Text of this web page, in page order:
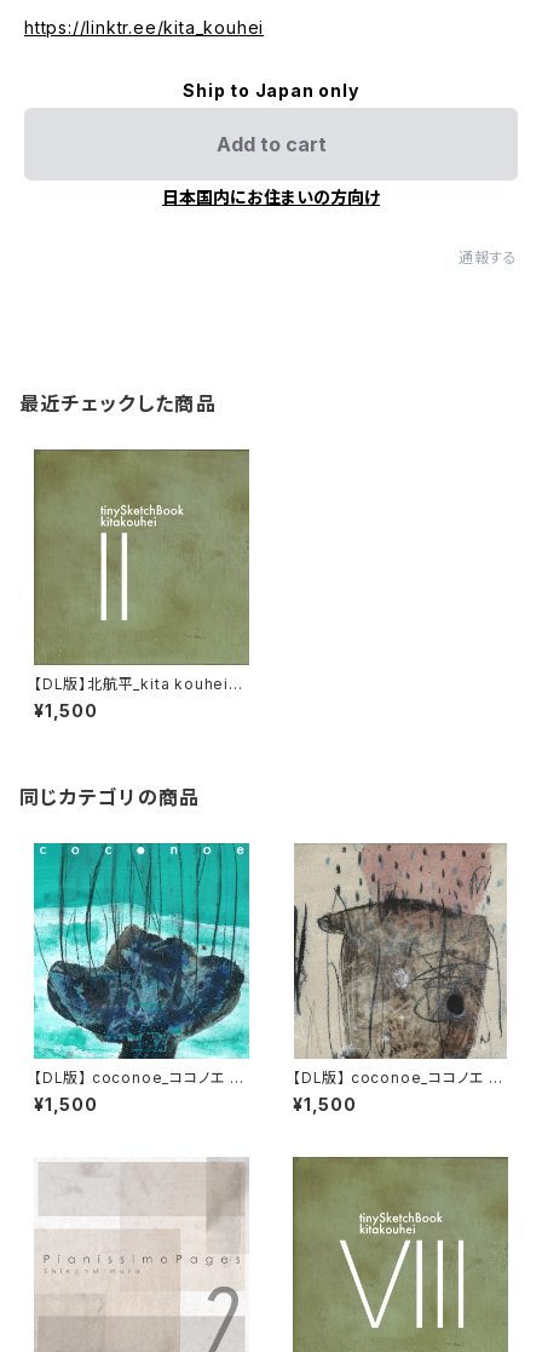
https://linktr.ee/kita_kouhei
Ship to Japan only
Add to cart
日本国内にお住まいの方向け
通報する
最近チェックした商品
【DL版】北航平_kita kouhei『ti
nySketchBook Ⅱ』
¥1,500
同じカテゴリの商品
【DL版】 coconoe_ココノエ 2n
d Album『イルカは長い夢をみ
る』
¥1,500
【DL版】 coconoe_ココノエ 1s
t Album『或る日のhalo』
¥1,500